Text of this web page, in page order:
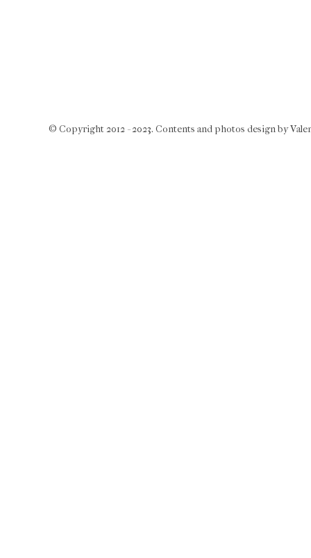
© Copyright 2012 - 2023. Contents and photos design by